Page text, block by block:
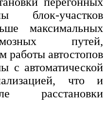
блок-участков
максимальных
путей,
работы автостопов
с автоматической
что и
расстановки